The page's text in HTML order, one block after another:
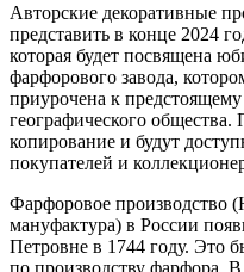
Авторские декоративные
представить в конце 2024
которая будет посвящена
фарфорового завода,
приурочена к
географического общества.
копирование и будут
покупателей и
Фарфоровое производство
мануфактура) в России
Петровне в 1744 году. Это
по производству фарфора.